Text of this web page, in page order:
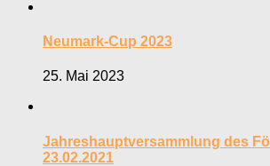
Neumark-Cup 2023
25. Mai 2023
Jahreshauptversammlung des
23.02.2021